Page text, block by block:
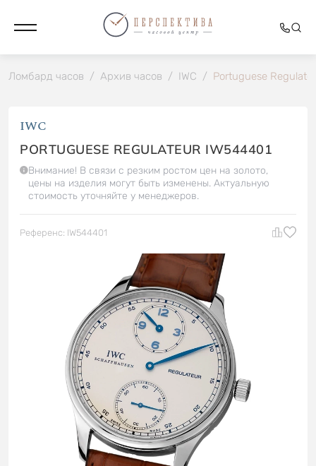
Ломбард часов / Архив часов / IWC / Portuguese
IWC
PORTUGUESE REGULATEUR IW544401
Внимание! В связи с резким ростом цен на золото,
цены на изделия могут быть изменены. Актуальную
стоимость уточняйте у менеджеров.
Референс: IW544401